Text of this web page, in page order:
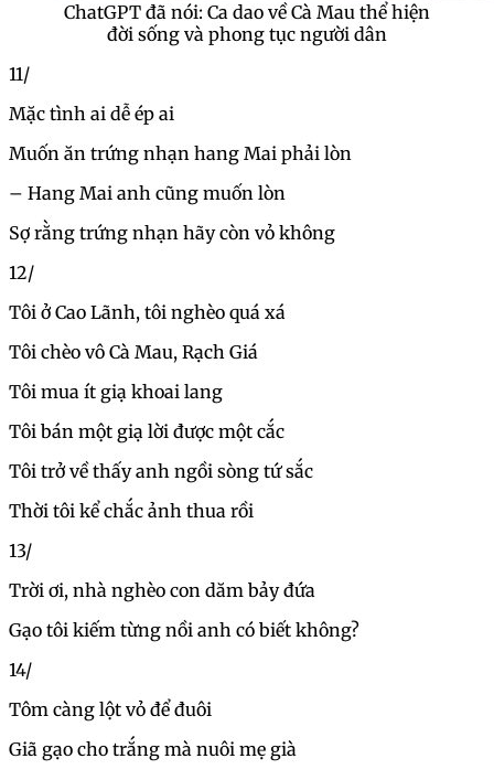
ChatGPT đã nói: Ca dao về Cà Mau thể hiện
đời sống và phong tục người dân
11/
Mặc tình ai dễ ép ai
Muốn ăn trứng nhạn hang Mai phải lòn
– Hang Mai anh cũng muốn lòn
Sợ rằng trứng nhạn hãy còn vỏ không
12/
Tôi ở Cao Lãnh, tôi nghèo quá xá
Tôi chèo vô Cà Mau, Rạch Giá
Tôi mua ít giạ khoai lang
Tôi bán một giạ lời được một cắc
Tôi trở về thấy anh ngồi sòng tứ sắc
Thời tôi kể chắc ảnh thua rồi
13/
Trời ơi, nhà nghèo con dăm bảy đứa
Gạo tôi kiếm từng nồi anh có biết không?
14/
Tôm càng lột vỏ để đuôi
Giã gạo cho trắng mà nuôi mẹ già